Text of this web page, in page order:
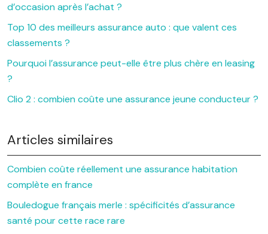
d’occasion après l’achat ?
Top 10 des meilleurs assurance auto : que valent ces
classements ?
Pourquoi l’assurance peut-elle être plus chère en leasing
?
Clio 2 : combien coûte une assurance jeune conducteur ?
Articles similaires
Combien coûte réellement une assurance habitation
complète en france
Bouledogue français merle : spécificités d’assurance
santé pour cette race rare